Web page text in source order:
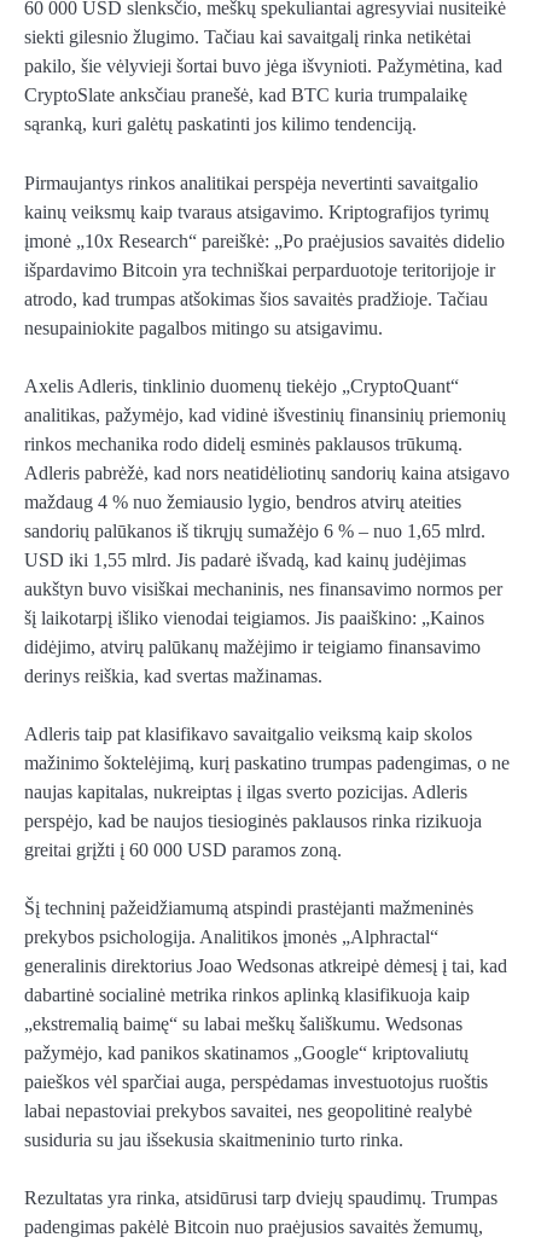
60 000 USD slenksčio, meškų spekuliantai agresyviai nusiteikė
siekti gilesnio žlugimo. Tačiau kai savaitgalį rinka netikėtai
pakilo, šie vėlyvieji šortai buvo jėga išvynioti. Pažymėtina, kad
CryptoSlate anksčiau pranešė, kad BTC kuria trumpalaikę
sąranką, kuri galėtų paskatinti jos kilimo tendenciją.
Pirmaujantys rinkos analitikai perspėja nevertinti savaitgalio
kainų veiksmų kaip tvaraus atsigavimo. Kriptografijos tyrimų
įmonė „10x Research“ pareiškė: „Po praėjusios savaitės didelio
išpardavimo Bitcoin yra techniškai perparduotoje teritorijoje ir
atrodo, kad trumpas atšokimas šios savaitės pradžioje. Tačiau
nesupainiokite pagalbos mitingo su atsigavimu.
Axelis Adleris, tinklinio duomenų tiekėjo „CryptoQuant“
analitikas, pažymėjo, kad vidinė išvestinių finansinių priemonių
rinkos mechanika rodo didelį esminės paklausos trūkumą.
Adleris pabrėžė, kad nors neatidėliotinų sandorių kaina atsigavo
maždaug 4 % nuo žemiausio lygio, bendros atvirų ateities
sandorių palūkanos iš tikrųjų sumažėjo 6 % – nuo ​​1,65 mlrd.
USD iki 1,55 mlrd. Jis padarė išvadą, kad kainų judėjimas
aukštyn buvo visiškai mechaninis, nes finansavimo normos per
šį laikotarpį išliko vienodai teigiamos. Jis paaiškino: „Kainos
didėjimo, atvirų palūkanų mažėjimo ir teigiamo finansavimo
derinys reiškia, kad svertas mažinamas.
Adleris taip pat klasifikavo savaitgalio veiksmą kaip skolos
mažinimo šoktelėjimą, kurį paskatino trumpas padengimas, o ne
naujas kapitalas, nukreiptas į ilgas sverto pozicijas. Adleris
perspėjo, kad be naujos tiesioginės paklausos rinka rizikuoja
greitai grįžti į 60 000 USD paramos zoną.
Šį techninį pažeidžiamumą atspindi prastėjanti mažmeninės
prekybos psichologija. Analitikos įmonės „Alphractal“
generalinis direktorius Joao Wedsonas atkreipė dėmesį į tai, kad
dabartinė socialinė metrika rinkos aplinką klasifikuoja kaip
„ekstremalią baimę“ su labai meškų šališkumu. Wedsonas
pažymėjo, kad panikos skatinamos „Google“ kriptovaliutų
paieškos vėl sparčiai auga, perspėdamas investuotojus ruoštis
labai nepastoviai prekybos savaitei, nes geopolitinė realybė
susiduria su jau išsekusia skaitmeninio turto rinka.
Rezultatas yra rinka, atsidūrusi tarp dviejų spaudimų. Trumpas
padengimas pakėlė Bitcoin nuo praėjusios savaitės žemumų,